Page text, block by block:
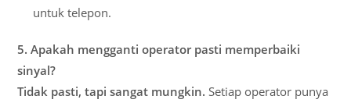
untuk telepon.
5. Apakah mengganti operator pasti memperbaiki
sinyal?
Tidak pasti, tapi sangat mungkin. Setiap operator punya